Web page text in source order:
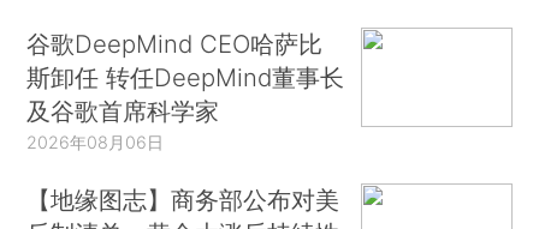
谷歌DeepMind CEO哈萨比
斯卸任 转任DeepMind董事长
及谷歌首席科学家
2026年08月06日
【地缘图志】商务部公布对美